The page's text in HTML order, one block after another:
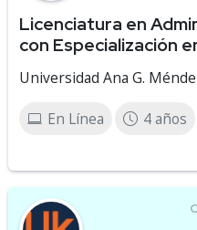
Licenciatura en
con Especialización
Universidad Ana G.
En Línea 4 años